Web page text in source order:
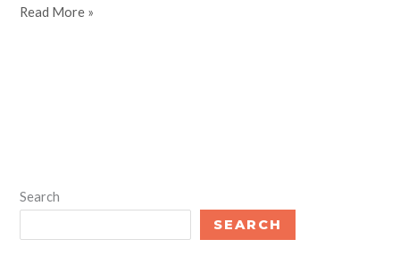
Read More »
Search
SEARCH